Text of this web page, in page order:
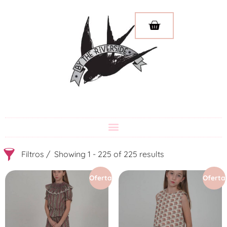
Filtros Showing 1 - 225 of 225 results
Oferta Oferta